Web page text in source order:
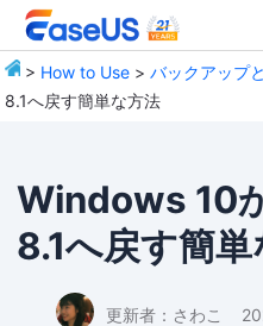
> How to Use >バックアップ
8.1へ戻す簡単な方法
Windows 10
8.1へ戻す簡
更新者： さわこ